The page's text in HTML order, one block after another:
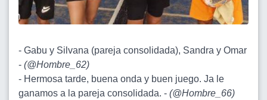
- Gabu y Silvana (pareja consolidada), Sandra y Omar
- (@Hombre_62)
- Hermosa tarde, buena onda y buen juego. Ja le
ganamos a la pareja consolidada. - (@Hombre_66)